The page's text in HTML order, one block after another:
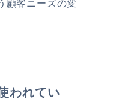
顧客ニーズの変
われてい